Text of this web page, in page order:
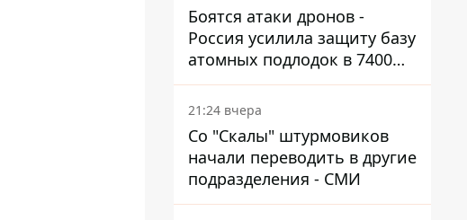
Боятся атаки дронов -
Россия усилила защиту базу
атомных подлодок в 7400
км от Украины
21:24 вчера
Со "Скалы" штурмовиков
начали переводить в другие
подразделения - СМИ